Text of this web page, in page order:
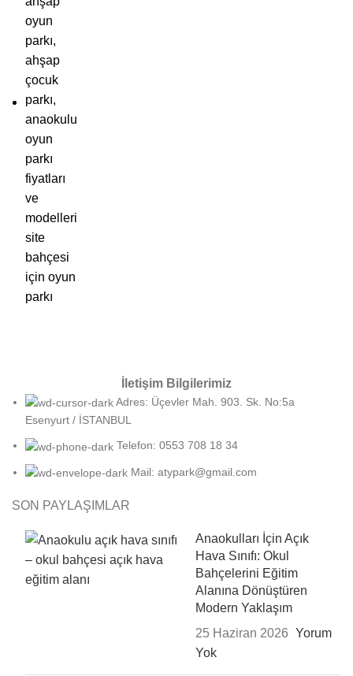
İletişim Bilgilerimiz
Adres: Üçevler Mah. 903. Sk. No:5a
Esenyurt / İSTANBUL
Telefon: 0553 708 18 34
Mail: atypark@gmail.com
SON PAYLAŞIMLAR
Anaokulları İçin Açık
Hava Sınıfı: Okul
Bahçelerini Eğitim
Alanına Dönüştüren
Modern Yaklaşım
25 Haziran 2026 Yorum
Yok